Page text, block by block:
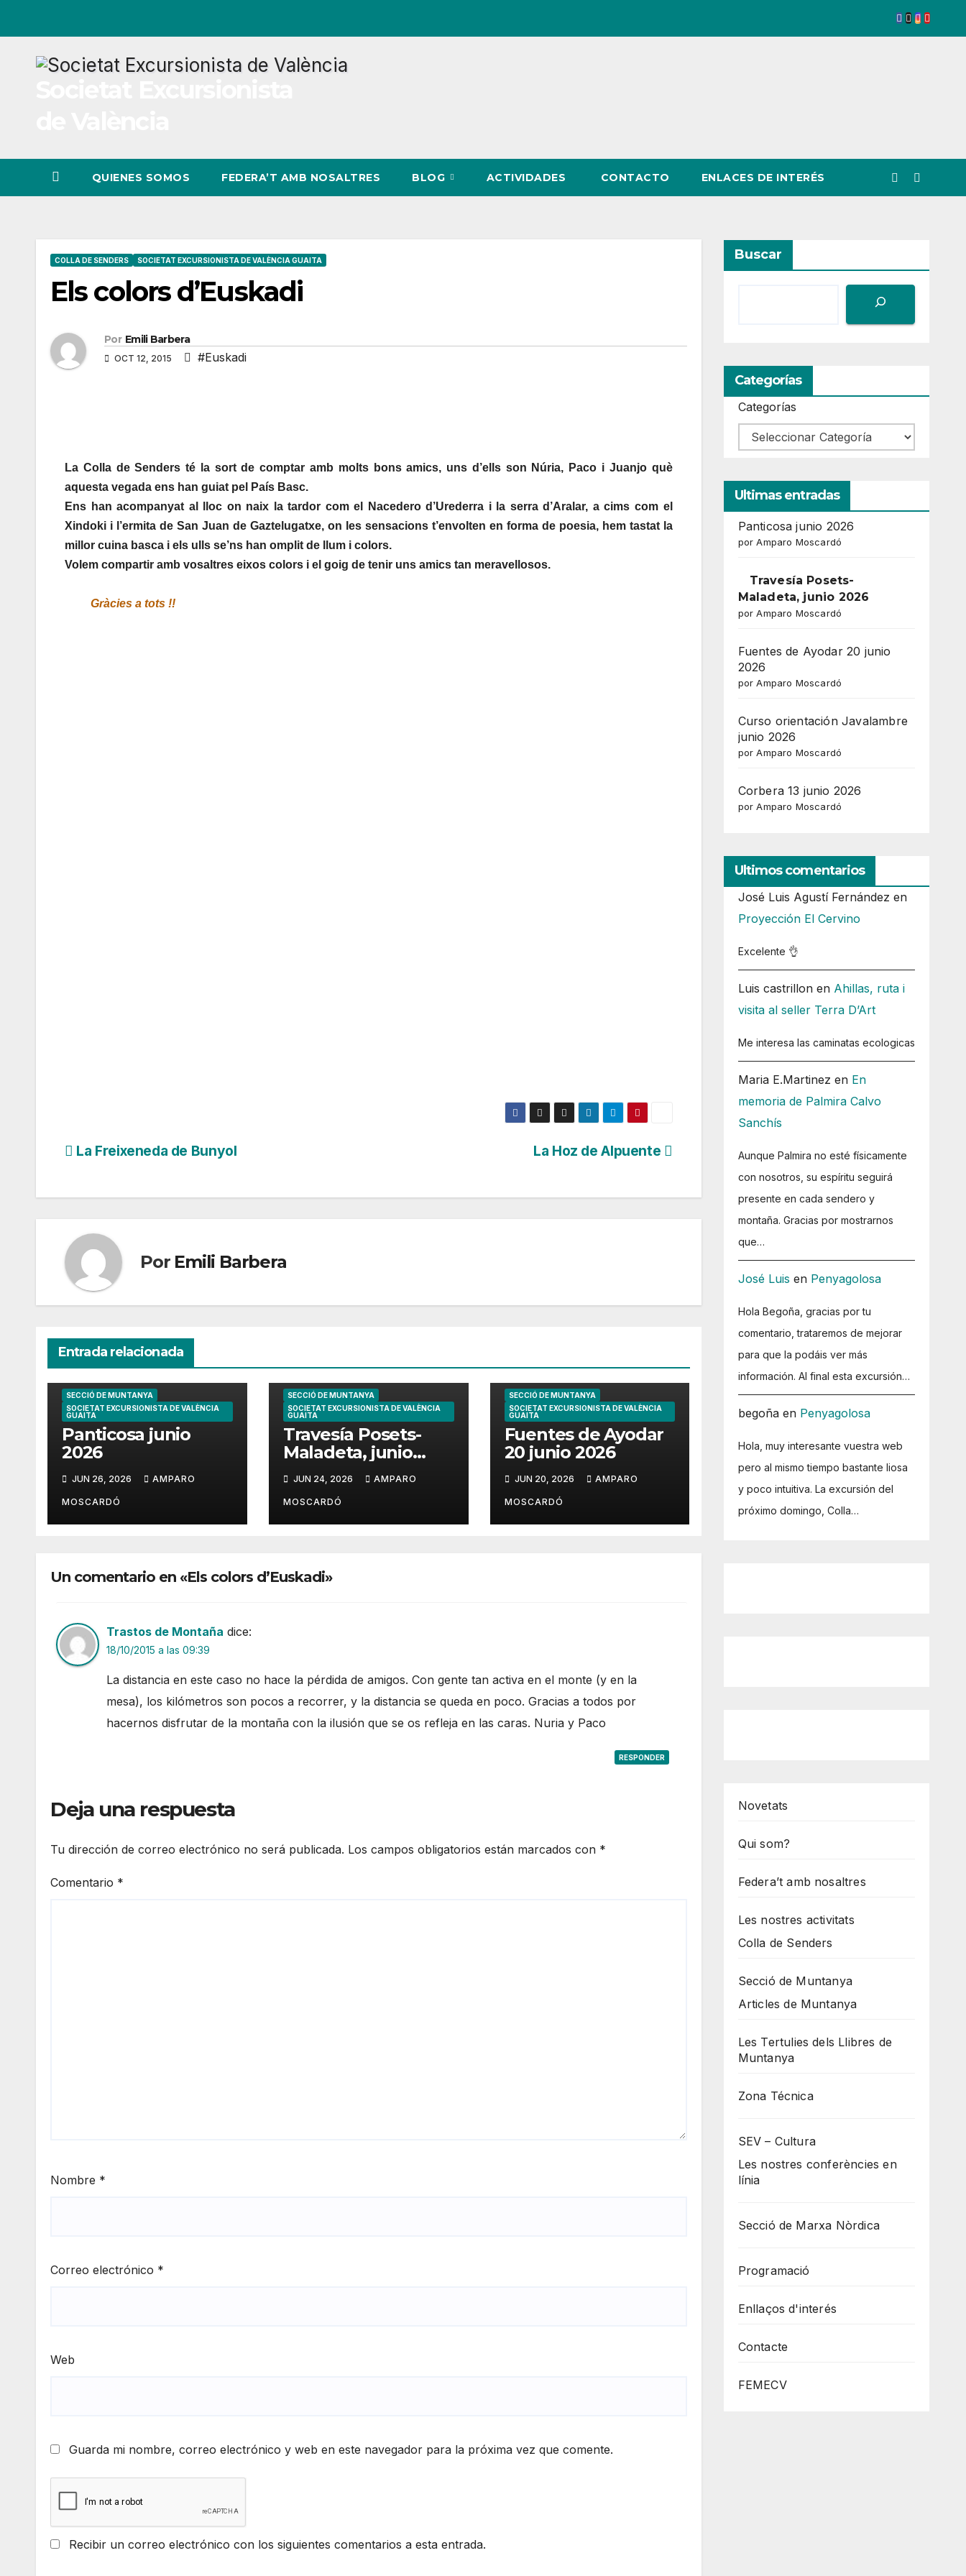
contenido
QUIENES SOMOS FEDERA’T AMB NOSALTRES BLOG ACTIVIDADES CONTACTO ENLACES DE INTERÉS
COLLA DE SENDERS SOCIETAT EXCURSIONISTA DE VALÈNCIA GUAITA
Els colors d’Euskadi
Por Emili Barbera
OCT 12, 2015 #Euskadi
La Colla de Senders té la sort de comptar amb molts bons amics, uns d’ells son Núria, Paco i Juanjo què
aquesta vegada ens han guiat pel País Basc.
Ens han acompanyat al lloc on naix la tardor com el Nacedero d’Urederra i la serra d’Aralar, a cims com el
Xindoki i l’ermita de San Juan de Gaztelugatxe, on les sensacions t’envolten en forma de poesia, hem tastat la
millor cuina basca i els ulls se’ns han omplit de llum i colors.
Volem compartir amb vosaltres eixos colors i el goig de tenir uns amics tan meravellosos.
Gràcies a tots !!
Navegación
La Hoz de Alpuente
La Freixeneda de Bunyol
Por Emili Barbera
Entrada relacionada
SECCIÓ DE MUNTANYA
SOCIETAT EXCURSIONISTA DE VALÈNCIA
GUAITA
Panticosa junio
2026
JUN 26, 2026 AMPARO
MOSCARDÓ
SECCIÓ DE MUNTANYA
SOCIETAT EXCURSIONISTA DE VALÈNCIA
GUAITA
Travesía Posets-
Maladeta, junio
2026
JUN 24, 2026 AMPARO
MOSCARDÓ
SECCIÓ DE MUNTANYA
SOCIETAT EXCURSIONISTA DE VALÈNCIA
GUAITA
Fuentes de Ayodar
20 junio 2026
JUN 20, 2026 AMPARO
MOSCARDÓ
Un comentario en «Els colors d’Euskadi»
Trastos de Montaña dice:
18/10/2015 a las 09:39
La distancia en este caso no hace la pérdida de amigos. Con gente tan activa en el monte (y en la
mesa), los kilómetros son pocos a recorrer, y la distancia se queda en poco. Gracias a todos por
hacernos disfrutar de la montaña con la ilusión que se os refleja en las caras. Nuria y Paco
RESPONDER
Deja una respuesta
Tu dirección de correo electrónico no será publicada. Los campos obligatorios están marcados con *
Comentario *
Nombre *
Correo electrónico *
Web
Guarda mi nombre, correo electrónico y web en este navegador para la próxima vez que comente.
Recibir un correo electrónico con los siguientes comentarios a esta entrada.
Buscar
Categorías
Categorías
Ultimas entradas
Panticosa junio 2026
por Amparo Moscardó
Travesía Posets-
Maladeta, junio 2026
por Amparo Moscardó
Fuentes de Ayodar 20 junio
2026
por Amparo Moscardó
Curso orientación Javalambre
junio 2026
por Amparo Moscardó
Corbera 13 junio 2026
por Amparo Moscardó
Ultimos comentarios
José Luis Agustí Fernández en
Proyección El Cervino
Excelente 👌
Luis castrillonen Ahillas, ruta i
visita al seller Terra D’Art
Me interesa las caminatas ecologicas
Maria E.Martinez en En
memoria de Palmira Calvo
Sanchís
Aunque Palmira no esté físicamente
con nosotros, su espíritu seguirá
presente en cada sendero y
montaña. Gracias por mostrarnos
que…
José Luis en Penyagolosa
Hola Begoña, gracias por tu
comentario, trataremos de mejorar
para que la podáis ver más
información. Al final esta excursión…
begoñaen Penyagolosa
Hola, muy interesante vuestra web
pero al mismo tiempo bastante liosa
y poco intuitiva. La excursión del
próximo domingo, Colla…
Novetats
Qui som?
Federa’t amb nosaltres
Les nostres activitats
Colla de Senders
Secció de Muntanya
Articles de Muntanya
Les Tertulies dels Llibres de
Muntanya
Zona Técnica
SEV – Cultura
Les nostres conferències en
línia
Secció de Marxa Nòrdica
Programació
Enllaços d'interés
Contacte
FEMECV